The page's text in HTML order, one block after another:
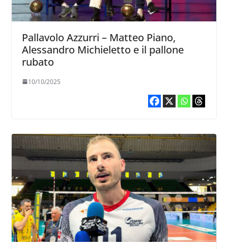
Pallavolo Azzurri – Matteo Piano,
Alessandro Michieletto e il pallone
rubato
10/10/2025